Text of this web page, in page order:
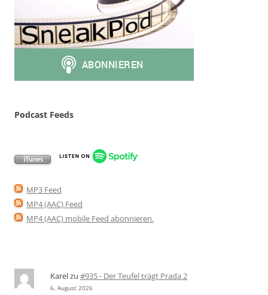
Podcast Feeds
MP3 Feed
MP4 (AAC) Feed
MP4 (AAC) mobile Feed abonnieren.
Karelzu #935 - Der Teufel trägt Prada 2
6. August 2026